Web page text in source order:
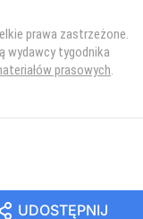
prawa zastrzeżone.
wydawcy tygodnika
prasowych.
UDOSTĘPNIJ